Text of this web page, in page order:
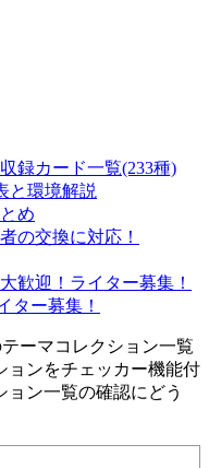
録カード一覧(233種)
と環境解説
め
の交換に対応！
歓迎！ライター募集！
ター募集！
ーマコレクション一覧
ョンをチェッカー機能付
ン一覧の確認にどう